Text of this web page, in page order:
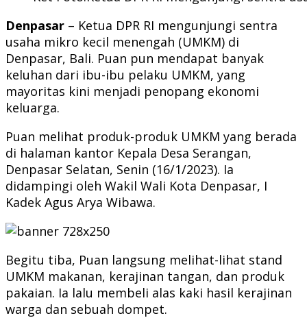
Denpasar – Ketua DPR RI mengunjungi sentra
usaha mikro kecil menengah (UMKM) di
Denpasar, Bali. Puan pun mendapat banyak
keluhan dari ibu-ibu pelaku UMKM, yang
mayoritas kini menjadi penopang ekonomi
keluarga.
Puan melihat produk-produk UMKM yang berada
di halaman kantor Kepala Desa Serangan,
Denpasar Selatan, Senin (16/1/2023). Ia
didampingi oleh Wakil Wali Kota Denpasar, I
Kadek Agus Arya Wibawa.
Begitu tiba, Puan langsung melihat-lihat stand
UMKM makanan, kerajinan tangan, dan produk
pakaian. Ia lalu membeli alas kaki hasil kerajinan
warga dan sebuah dompet.